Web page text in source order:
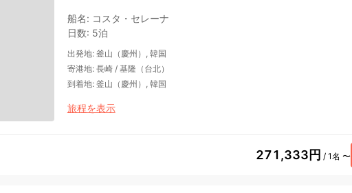
船名: コスタ・セレーナ
日数: 5泊
出発地: 釜山（慶州）, 韓国
寄港地: 長崎/ 基隆（台北）
到着地: 釜山（慶州）, 韓国
旅程を表示
271,333円 / 1名 〜